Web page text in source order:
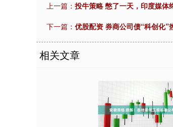
上一篇： 投牛策略 憋了一天，印度媒体
下一篇： 优股配资 券商公司债“科创化”
相关文章